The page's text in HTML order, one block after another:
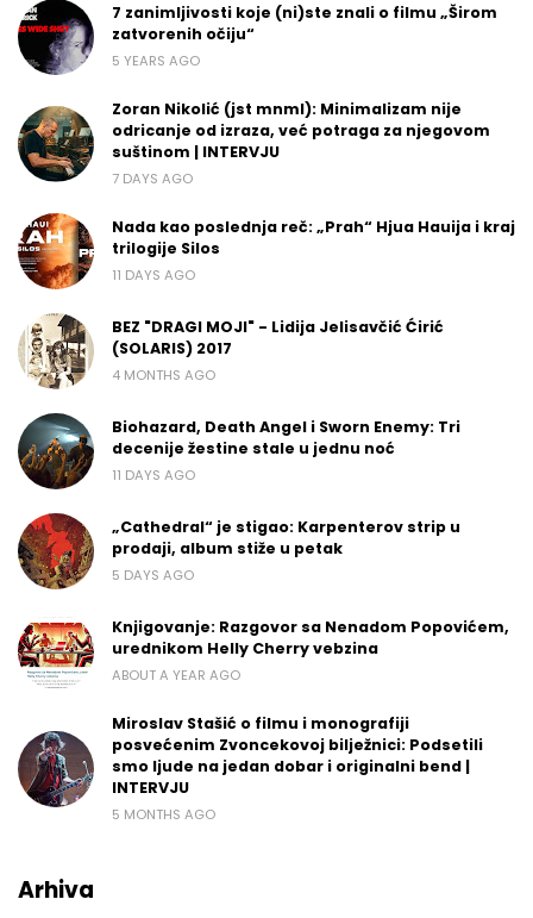
7 zanimljivosti koje (ni)ste znali o filmu „Širom
zatvorenih očiju“
5 YEARS AGO
Zoran Nikolić (jst mnml): Minimalizam nije
odricanje od izraza, već potraga za njegovom
suštinom | INTERVJU
7 DAYS AGO
Nada kao poslednja reč: „Prah“ Hjua Hauija i kraj
trilogije Silos
11 DAYS AGO
BEZ "DRAGI MOJI" - Lidija Jelisavčić Ćirić
(SOLARIS) 2017
4 MONTHS AGO
Biohazard, Death Angel i Sworn Enemy: Tri
decenije žestine stale u jednu noć
11 DAYS AGO
„Cathedral“ je stigao: Karpenterov strip u
prodaji, album stiže u petak
5 DAYS AGO
Knjigovanje: Razgovor sa Nenadom Popovićem,
urednikom Helly Cherry vebzina
ABOUT A YEAR AGO
Miroslav Stašić o filmu i monografiji
posvećenim Zvoncekovoj bilježnici: Podsetili
smo ljude na jedan dobar i originalni bend |
INTERVJU
5 MONTHS AGO
Arhiva